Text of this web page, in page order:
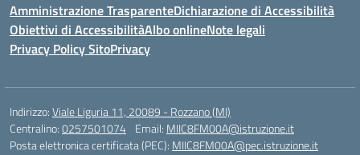
Amministrazione TrasparenteDichiarazione di Accessibilità
Obiettivi di AccessibilitàAlbo onlineNote legali
Privacy Policy SitoPrivacy
Indirizzo:Viale Liguria 11, 20089 - Rozzano (MI)
Centralino:0257501074 Email: MIIC8FM00A@istruzione.it
Posta elettronica certificata (PEC): MIIC8FM00A@pec.istruzione.it